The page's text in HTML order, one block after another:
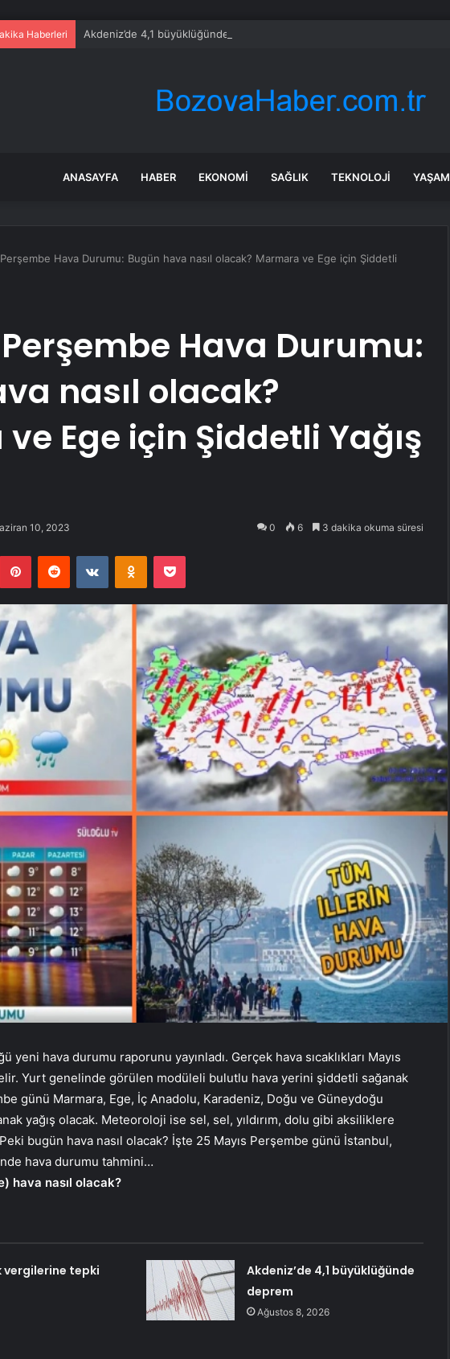
Haberleri Akdeniz’de 4,1 büyüklüğünde deprem
ANASAYFA HABER EKONOMI SAĞLIK TEKNOLOJI YAŞAM
Hava Durumu: Bugün hava nasıl olacak? Marmara ve Ege için Şiddetli
Perşembe Hava Durumu:
nasıl olacak?
Ege için Şiddetli Yağış
10, 2023 0 6 3 dakika okuma süresi
PinterestReddit VKontakteOdnoklassniki
Pocket
hava durumu raporunu yayınladı. Gerçek hava sıcaklıkları Mayıs
Yurt genelinde görülen modüleli bulutlu hava yerini şiddetli sağanak
günü Marmara, Ege, İç Anadolu, Karadeniz, Doğu ve Güneydoğu
yağış olacak. Meteoroloji ise sel, sel, yıldırım, dolu gibi aksiliklere
bugün hava nasıl olacak? İşte 25 Mayıs Perşembe günü İstanbul,
hava durumu tahmini…
hava nasıl olacak?
vergilerine tepki
Akdeniz’de 4,1 büyüklüğünde
deprem
Ağustos 8, 2026